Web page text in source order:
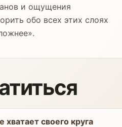
и ощущения
обо всех этих слоях
хватает своего круга